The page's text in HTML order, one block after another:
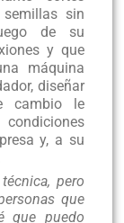
sin
de su
y que
máquina
diseñar
cambio le
y, a su
pero
que
que puedo